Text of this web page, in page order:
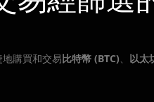
購買和交易比特幣 (BTC)、 以太